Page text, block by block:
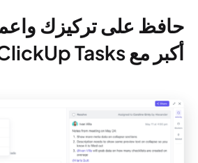
حافظ على تركيزك
أكبر مع ClickUp Tasks